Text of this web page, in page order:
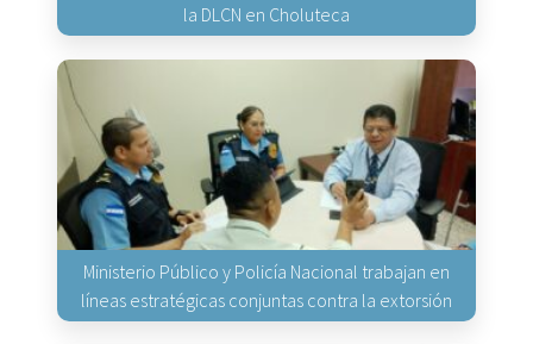
la DLCN en Choluteca
Ministerio Público y Policía Nacional trabajan en
líneas estratégicas conjuntas contra la extorsión